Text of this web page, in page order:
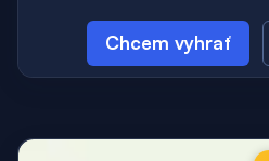
Chcem vyhrať